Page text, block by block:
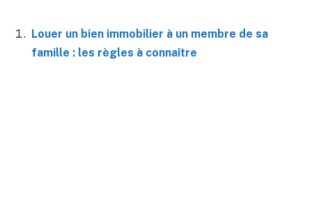
Louer un bien immobilier à un membre de sa
famille : les règles à connaître